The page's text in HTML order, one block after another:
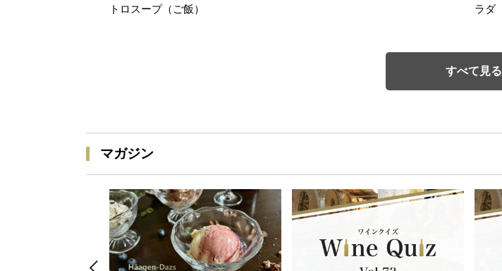
トロスープ（ご飯）
ラダ
すべて見る
マガジン